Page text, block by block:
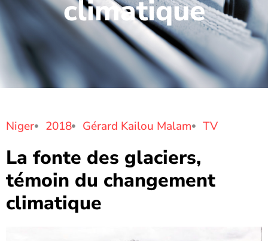
climatique
Niger 2018 Gérard Kailou Malam TV
La fonte des glaciers,
témoin du changement
climatique